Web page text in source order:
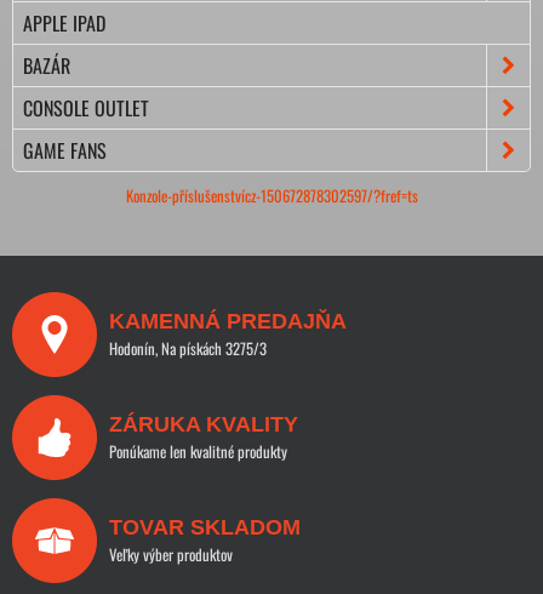
APPLE IPAD
BAZÁR
CONSOLE OUTLET
GAME FANS
Konzole-příslušenstvícz-150672878302597/?fref=ts
KAMENNÁ PREDAJŇA
Hodonín, Na pískách 3275/3
ZÁRUKA KVALITY
Ponúkame len kvalitné produkty
TOVAR SKLADOM
Veľky výber produktov